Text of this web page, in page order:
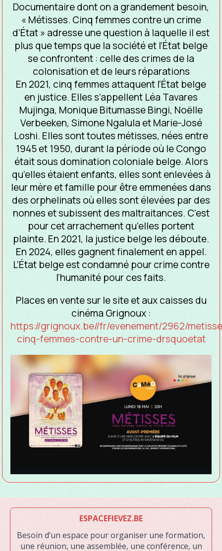
Documentaire dont on a grandement besoin,
« Métisses. Cinq femmes contre un crime
d’État » adresse une question à laquelle il est
plus que temps que la société et l’État belge
se confrontent : celle des crimes de la
colonisation et de leurs réparations
En 2021, cinq femmes attaquent l’État belge
en justice. Elles s’appellent Léa Tavares
Mujinga, Monique Bitumasse Bingi, Noëlle
Verbeeken, Simone Ngalula et Marie-José
Loshi. Elles sont toutes métisses, nées entre
1945 et 1950, durant la période où le Congo
était sous domination coloniale belge. Alors
qu’elles étaient enfants, elles sont enlevées à
leur mère et famille pour être emmenées dans
des orphelinats où elles sont élevées par des
nonnes et subissent des maltraitances. C’est
pour cet arrachement qu’elles portent
plainte. En 2021, la justice belge les déboute.
En 2024, elles gagnent finalement en appel.
L’État belge est condamné pour crime contre
l’humanité pour ces faits.
Places en vente sur le site et aux caisses du
cinéma Grignoux :
https://grignoux.be//fr/evenement/2962/
cinq-femmes-contre-un-crime-drsquoetat
ESPACEFIEVEZ.BE
Besoin d’un espace pour organiser une formation,
une réunion, une assemblée, une conférence, un